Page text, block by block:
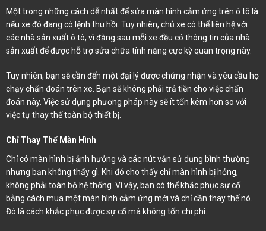
Một trong những cách dễ nhất để sửa màn hình cảm ứng trên ô tô là
nếu xe đó đang có lệnh thu hồi. Tuy nhiên, chủ xe có thể liên hệ với
các nhà sản xuất ô tô, vì đằng sau mỗi xe đều có thông tin của nhà
sản xuất để được hỗ trợ sửa chữa tính năng cực kỳ quan trọng này.
Tuy nhiên, bạn sẽ cần đến một đại lý được chứng nhận và yêu cầu họ
chạy chẩn đoán trên xe. Bạn sẽ không phải trả tiền cho việc chẩn
đoán này. Việc sử dụng phương pháp này sẽ ít tốn kém hơn so với
việc tự thay thế toàn bộ thiết bị.
Chỉ Thay Thế Màn Hình
Chỉ có màn hình bị ảnh hưởng và các nút vẫn sử dụng bình thường
nhưng bạn không thấy gì. Khi đó cho thấy chỉ màn hình bị hỏng,
không phải toàn bộ hệ thống. Vì vậy, bạn có thể khắc phục sự cố
bằng cách mua một màn hình cảm ứng mới và chỉ cần thay thế nó.
Đó là cách khắc phục được sự cố mà không tốn chi phí.